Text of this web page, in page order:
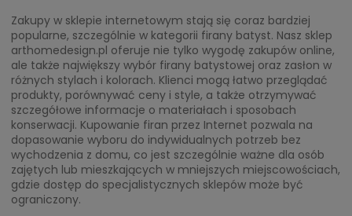
Zakupy w sklepie internetowym stają się coraz bardziej
popularne, szczególnie w kategorii firany batyst. Nasz sklep
arthomedesign.pl oferuje nie tylko wygodę zakupów online,
ale także największy wybór firany batystowej oraz zasłon w
różnych stylach i kolorach. Klienci mogą łatwo przeglądać
produkty, porównywać ceny i style, a także otrzymywać
szczegółowe informacje o materiałach i sposobach
konserwacji. Kupowanie firan przez Internet pozwala na
dopasowanie wyboru do indywidualnych potrzeb bez
wychodzenia z domu, co jest szczególnie ważne dla osób
zajętych lub mieszkających w mniejszych miejscowościach,
gdzie dostęp do specjalistycznych sklepów może być
ograniczony.